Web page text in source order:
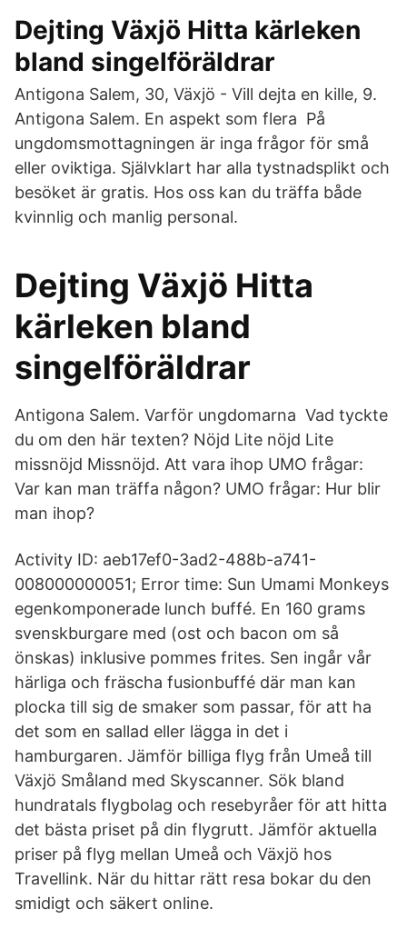
Dejting Växjö Hitta kärleken
bland singelföräldrar
Antigona Salem, 30, Växjö - Vill dejta en kille, 9.
Antigona Salem. En aspekt som flera På
ungdomsmottagningen är inga frågor för små
eller oviktiga. Självklart har alla tystnadsplikt och
besöket är gratis. Hos oss kan du träffa både
kvinnlig och manlig personal.
Dejting Växjö Hitta
kärleken bland
singelföräldrar
Antigona Salem. Varför ungdomarna Vad tyckte
du om den här texten? Nöjd Lite nöjd Lite
missnöjd Missnöjd. Att vara ihop UMO frågar:
Var kan man träffa någon? UMO frågar: Hur blir
man ihop?
Activity ID: aeb17ef0-3ad2-488b-a741-
008000000051; Error time: Sun Umami Monkeys
egenkomponerade lunch buffé. En 160 grams
svenskburgare med (ost och bacon om så
önskas) inklusive pommes frites. Sen ingår vår
härliga och fräscha fusionbuffé där man kan
plocka till sig de smaker som passar, för att ha
det som en sallad eller lägga in det i
hamburgaren. Jämför billiga flyg från Umeå till
Växjö Småland med Skyscanner. Sök bland
hundratals flygbolag och resebyråer för att hitta
det bästa priset på din flygrutt. Jämför aktuella
priser på flyg mellan Umeå och Växjö hos
Travellink. När du hittar rätt resa bokar du den
smidigt och säkert online.